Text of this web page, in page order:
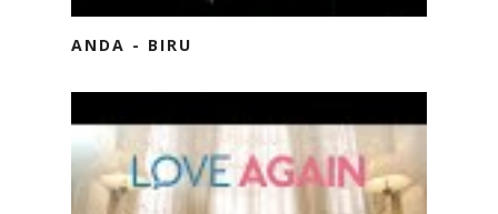
ANDA - BIRU